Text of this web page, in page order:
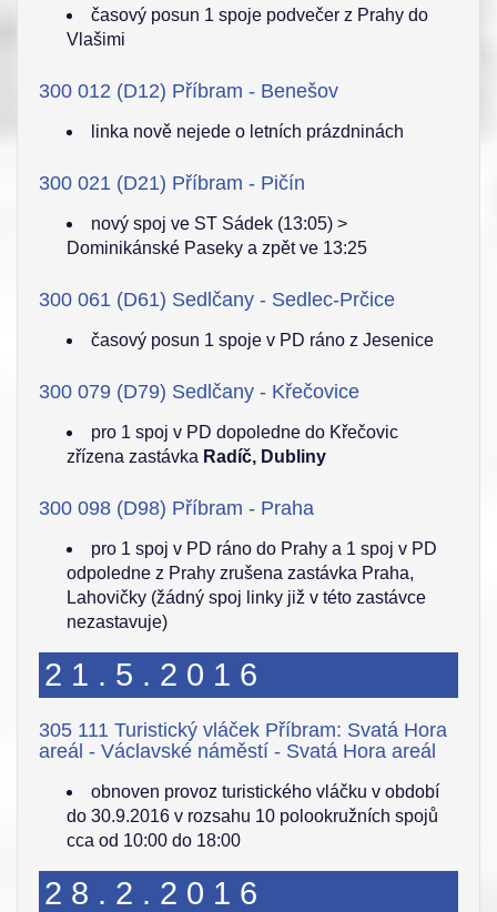
časový posun 1 spoje podvečer z Prahy do
Vlašimi
300 012 (D12) Příbram - Benešov
linka nově nejede o letních prázdninách
300 021 (D21) Příbram - Pičín
nový spoj ve ST Sádek (13:05) >
Dominikánské Paseky a zpět ve 13:25
300 061 (D61) Sedlčany - Sedlec-Prčice
časový posun 1 spoje v PD ráno z Jesenice
300 079 (D79) Sedlčany - Křečovice
pro 1 spoj v PD dopoledne do Křečovic
zřízena zastávka Radíč, Dubliny
300 098 (D98) Příbram - Praha
pro 1 spoj v PD ráno do Prahy a 1 spoj v PD
odpoledne z Prahy zrušena zastávka Praha,
Lahovičky (žádný spoj linky již v této zastávce
nezastavuje)
21.5.2016
305 111 Turistický vláček Příbram: Svatá Hora
areál - Václavské náměstí - Svatá Hora areál
obnoven provoz turistického vláčku v období
do 30.9.2016 v rozsahu 10 polookružních spojů
cca od 10:00 do 18:00
28.2.2016